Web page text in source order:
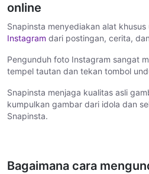
online
Snapinsta menyediakan alat khusus
Instagram dari postingan, cerita,
Pengunduh foto Instagram sangat
tempel tautan dan tekan tombol
Snapinsta menjaga kualitas asli
kumpulkan gambar dari idola dan
Snapinsta.
Bagaimana cara